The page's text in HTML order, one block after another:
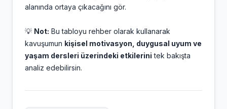
alanında ortaya çıkacağını gör.
💡 Not: Bu tabloyu rehber olarak kullanarak
kavuşumun kişisel motivasyon, duygusal uyum ve
yaşam dersleri üzerindeki etkilerini tek bakışta
analiz edebilirsin.